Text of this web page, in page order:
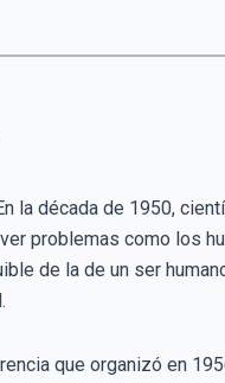
la década de 1950,
problemas como los
de la de un ser
que organizó en